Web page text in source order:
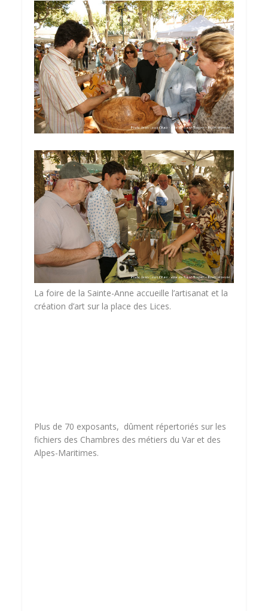
La foire de la Sainte-Anne accueille l’artisanat et la
création d’art sur la place des Lices.
Plus de 70 exposants, dûment répertoriés sur les
fichiers des Chambres des métiers du Var et des
Alpes-Maritimes.